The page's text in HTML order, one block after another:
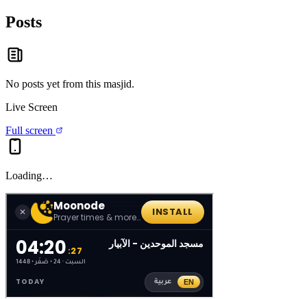
Posts
No posts yet from this masjid.
Live Screen
Full screen
Loading…